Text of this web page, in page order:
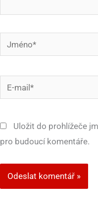
Jméno*
mail*
Uložit do prohlížeče
pro budoucí komentáře.